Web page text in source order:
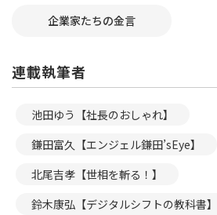
企業家たちの金言
連載執筆者
池田ゆう【社長のおしゃれ】
鎌田富久【エンジェル鎌田’sEye】
北尾吉孝【世相を斬る！】
鈴木康弘【デジタルシフトの教科書】